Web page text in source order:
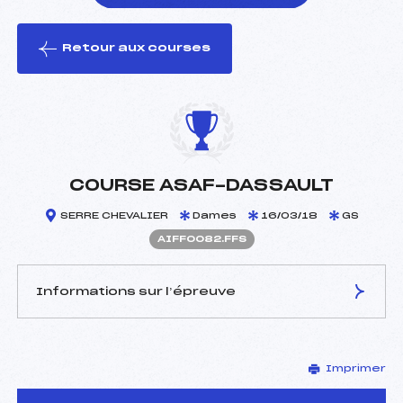
le ski
Retour aux courses
COURSE ASAF-DASSAULT
SERRE CHEVALIER Dames 16/03/18 GS
AIFF0082.FFS
Informations sur l’épreuve
FAURE THIERRY (IF)
Arbitre :
LE LANN PASCAL (IF)
Imprimer